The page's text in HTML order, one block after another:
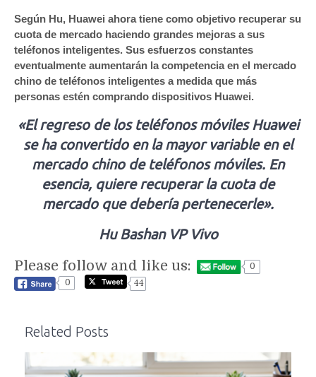
Según Hu, Huawei ahora tiene como objetivo recuperar su
cuota de mercado haciendo grandes mejoras a sus
teléfonos inteligentes. Sus esfuerzos constantes
eventualmente aumentarán la competencia en el mercado
chino de teléfonos inteligentes a medida que más
personas estén comprando dispositivos Huawei.
«El regreso de los teléfonos móviles Huawei
se ha convertido en la mayor variable en el
mercado chino de teléfonos móviles. En
esencia, quiere recuperar la cuota de
mercado que debería pertenecerle».
Hu Bashan VP Vivo
Please follow and like us:
0
0
44
Related Posts